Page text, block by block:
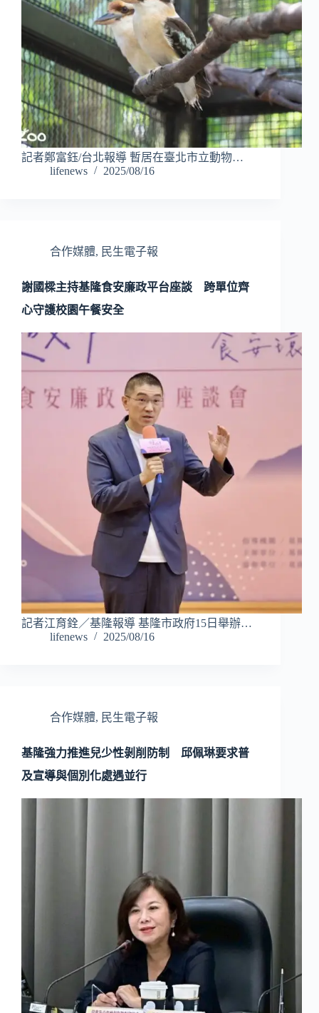
記者鄭富鈺/台北報導 暫居在臺北市立動物…
lifenews
2025/08/16
合作媒體, 民生電子報
謝國樑主持基隆食安廉政平台座談 跨單位齊
心守護校園午餐安全
記者江育銓／基隆報導 基隆市政府15日舉辦…
lifenews
2025/08/16
合作媒體, 民生電子報
基隆強力推進兒少性剝削防制 邱佩琳要求普
及宣導與個別化處遇並行